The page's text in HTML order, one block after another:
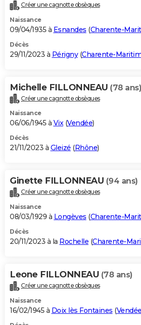
Créer une cagnotte obsèques
Naissance
09/04/1935 à Esnandes (Charente-
Décès
29/11/2023 à Périgny(Charente-
Michelle FILLONNEAU (78 ans)
Créer une cagnotte obsèques
Naissance
06/06/1945 à Vix(Vendée)
Décès
21/11/2023 à Gleizé (Rhône)
Ginette FILLONNEAU (94 ans)
Créer une cagnotte obsèques
Naissance
08/03/1929 à Longèves (Charente-
Décès
20/11/2023 à la Rochelle (Charente-
Leone FILLONNEAU (78 ans)
Créer une cagnotte obsèques
Naissance
16/02/1945 à Doix lès Fontaines (Vendée